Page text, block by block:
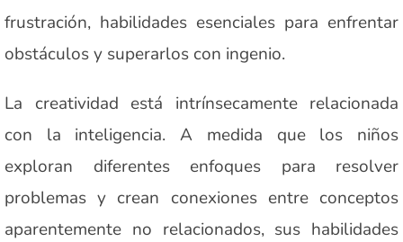
frustración, habilidades esenciales para enfrentar
obstáculos y superarlos con ingenio.
La creatividad está intrínsecamente relacionada
con la inteligencia. A medida que los niños
exploran diferentes enfoques para resolver
problemas y crean conexiones entre conceptos
aparentemente no relacionados, sus habilidades